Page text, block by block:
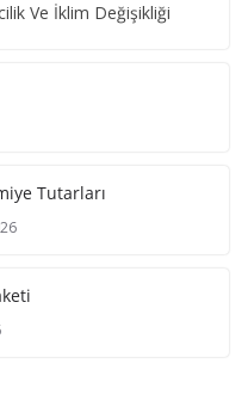
Ve İklim Değişikliği
Tutarları